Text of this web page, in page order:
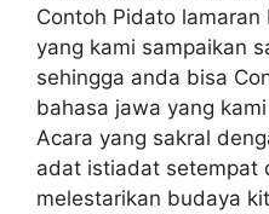
Contoh Pidato
yang kami sampaikan
sehingga anda bisa
bahasa jawa yang
Acara yang sakral
adat istiadat setempat
melestarikan budaya